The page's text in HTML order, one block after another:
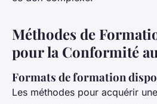
Méthodes de
pour la Conformité
Formats de formation
Les méthodes pour acquérir une